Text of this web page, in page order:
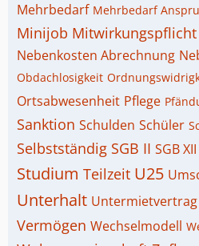
Mehrbedarf Mehrbedarf
Minijob Mitwirkungspflicht
Nebenkosten Abrechnung
Obdachlosigkeit
Ortsabwesenheit Pflege
Sanktion Schulden Schüler
Selbstständig SGB II SGB XII
Studium Teilzeit U25
Unterhalt Untermietvertrag
Vermögen Wechselmodell